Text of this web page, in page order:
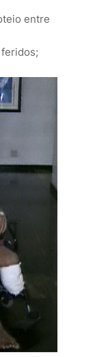
entre